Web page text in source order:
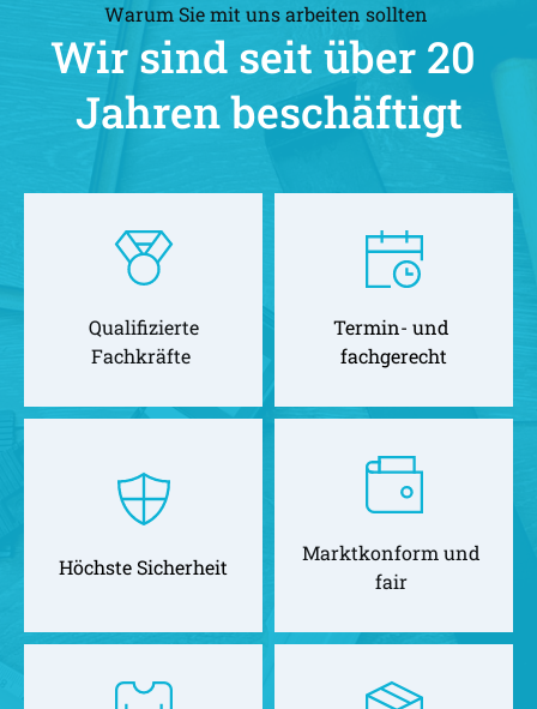
Warum Sie mit uns arbeiten sollten
Wir sind seit über 20
Jahren beschäftigt
Qualifizierte
Fachkräfte
Termin- und
fachgerecht
Höchste Sicherheit
Marktkonform und
fair